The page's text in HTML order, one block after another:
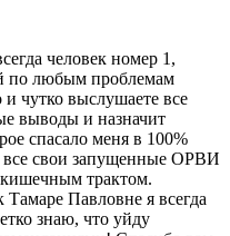
человек номер 1,
по любым проблемам
чутко выслушаете все
выводы и назначит
спасало меня в 100%
все свои запущенные ОРВИ
трактом.
Тамаре Павловне я всегда
знаю, что уйду